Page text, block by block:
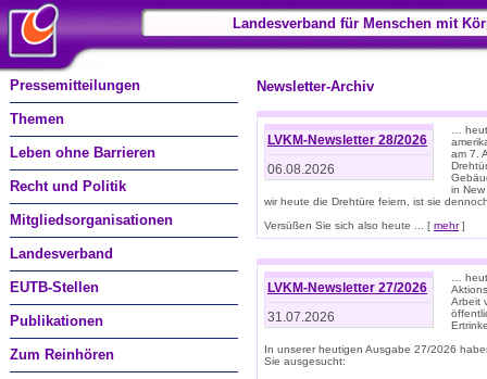
Landesverband für Menschen mit
Pressemitteilungen
Themen
Leben ohne Barrieren
Recht und Politik
Mitgliedsorganisationen
Landesverband
EUTB-Stellen
Publikationen
Zum Reinhören
Newsletter-Archiv
LVKM-Newsletter 28/2026
06.08.2026
…
am 7.
in
wir heute die Drehtüre feiern, ist sie
Versüßen Sie sich also heute ... [ mehr]
LVKM-Newsletter 27/2026
31.07.2026
…
Arbeit
In unserer heutigen Ausgabe 27/2026
Sie ausgesucht: